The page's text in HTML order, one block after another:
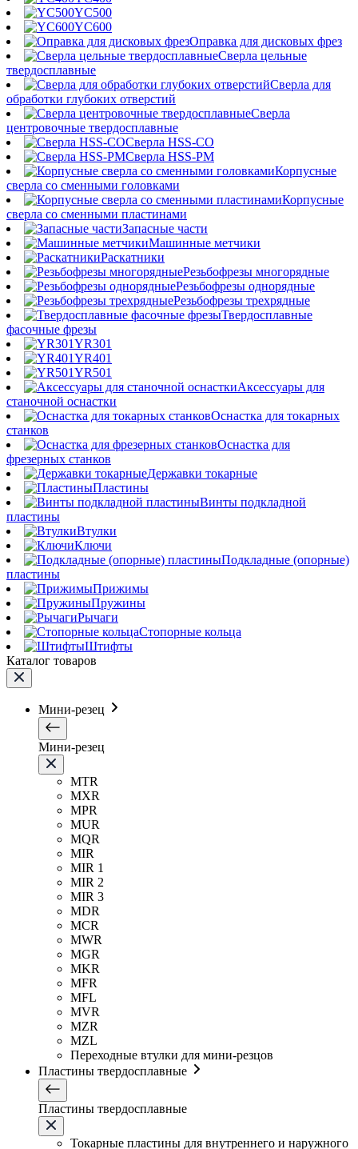
YC500
YC600
Оправка для дисковых фрез
Сверла цельные
твердосплавные
Сверла для
обработки глубоких отверстий
Сверла
центровочные твердосплавные
Сверла HSS-CO
Сверла HSS-PM
Корпусные
сверла со сменными головками
Корпусные
сверла со сменными пластинами
Запасные части
Машинные метчики
Раскатники
Резьбофрезы многорядные
Резьбофрезы однорядные
Резьбофрезы трехрядные
Твердосплавные
фасочные фрезы
YR301
YR401
YR501
Аксессуары для
станочной оснастки
Оснастка для токарных
станков
Оснастка для
фрезерных станков
Державки токарные
Пластины
Винты подкладной
пластины
Втулки
Ключи
Подкладные (опорные)
пластины
Прижимы
Пружины
Рычаги
Стопорные кольца
Штифты
Каталог товаров
Мини-резец
Мини-резец
MTR
MXR
MPR
MUR
MQR
MIR
MIR 1
MIR 2
MIR 3
MDR
MCR
MWR
MGR
MKR
MFR
MFL
MVR
MZR
MZL
Переходные втулки для мини-резцов
Пластины твердосплавные
Пластины твердосплавные
Токарные пластины для внутреннего и наружного